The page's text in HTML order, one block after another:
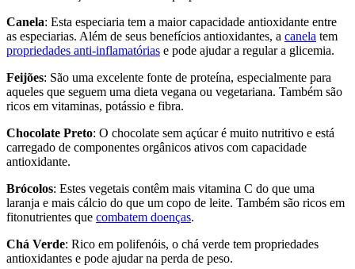
Canela: Esta especiaria tem a maior capacidade antioxidante entre
as especiarias. Além de seus benefícios antioxidantes, a canela tem
propriedades anti-inflamatórias e pode ajudar a regular a glicemia.
Feijões: São uma excelente fonte de proteína, especialmente para
aqueles que seguem uma dieta vegana ou vegetariana. Também são
ricos em vitaminas, potássio e fibra.
Chocolate Preto: O chocolate sem açúcar é muito nutritivo e está
carregado de componentes orgânicos ativos com capacidade
antioxidante.
Brócolos: Estes vegetais contêm mais vitamina C do que uma
laranja e mais cálcio do que um copo de leite. Também são ricos em
fitonutrientes que combatem doenças.
Chá Verde: Rico em polifenóis, o chá verde tem propriedades
antioxidantes e pode ajudar na perda de peso.